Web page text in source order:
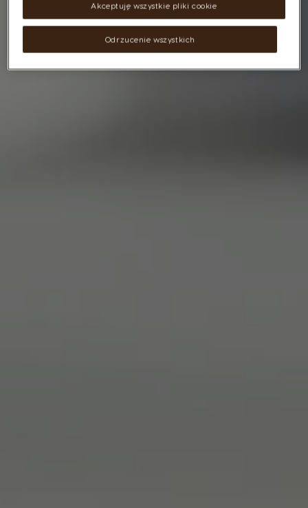
Odrzucenie wszystkich
Akceptuję wszystkie pliki cookie